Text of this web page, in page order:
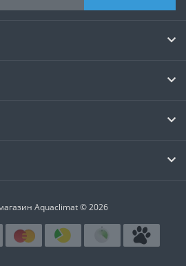
Aquaclimat © 2026